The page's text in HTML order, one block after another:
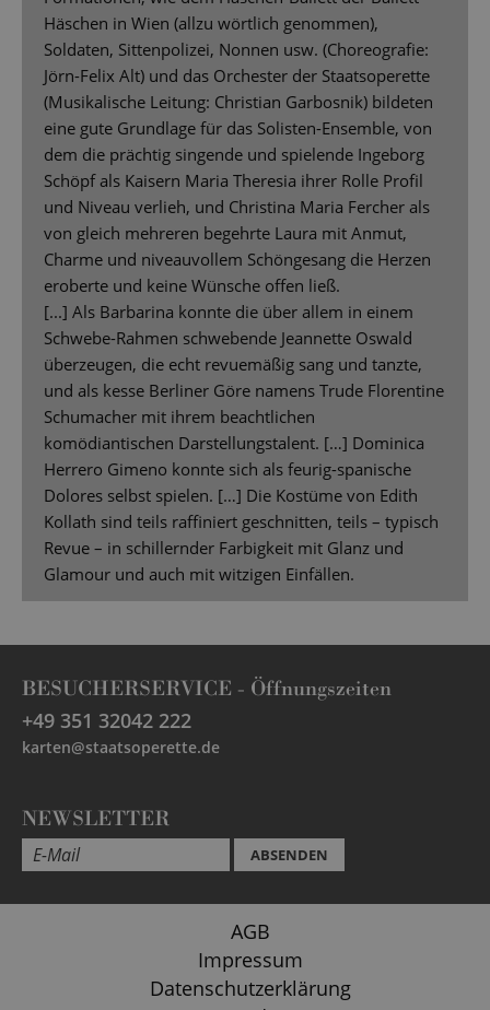
Häschen in Wien (allzu wörtlich genommen),
Soldaten, Sittenpolizei, Nonnen usw. (Choreografie:
Jörn-Felix Alt) und das Orchester der Staatsoperette
(Musikalische Leitung: Christian Garbosnik) bildeten
eine gute Grundlage für das Solisten-Ensemble, von
dem die prächtig singende und spielende Ingeborg
Schöpf als Kaisern Maria Theresia ihrer Rolle Profil
und Niveau verlieh, und Christina Maria Fercher als
von gleich mehreren begehrte Laura mit Anmut,
Charme und niveauvollem Schöngesang die Herzen
eroberte und keine Wünsche offen ließ.
[...] Als Barbarina konnte die über allem in einem
Schwebe-Rahmen schwebende Jeannette Oswald
überzeugen, die echt revuemäßig sang und tanzte,
und als kesse Berliner Göre namens Trude Florentine
Schumacher mit ihrem beachtlichen
komödiantischen Darstellungstalent. […] Dominica
Herrero Gimeno konnte sich als feurig-spanische
Dolores selbst spielen. […] Die Kostüme von Edith
Kollath sind teils raffiniert geschnitten, teils – typisch
Revue – in schillernder Farbigkeit mit Glanz und
Glamour und auch mit witzigen Einfällen.
BESUCHERSERVICE - Öffnungszeiten
+49 351 32042 222
karten@staatsoperette.de
NEWSLETTER
ABSENDEN
AGB
Impressum
Datenschutzerklärung